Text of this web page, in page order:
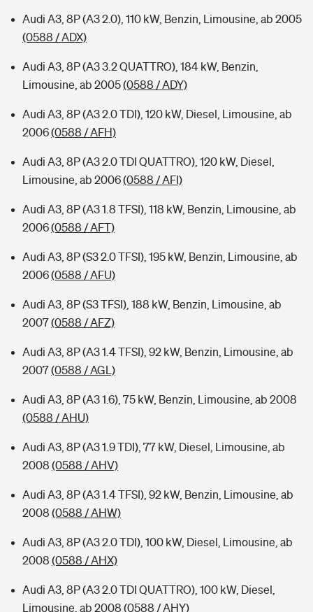
Audi A3, 8P (A3 2.0), 110 kW, Benzin, Limousine, ab 2005
(0588 / ADX)
Audi A3, 8P (A3 3.2 QUATTRO), 184 kW, Benzin,
Limousine, ab 2005(0588 / ADY)
Audi A3, 8P (A3 2.0 TDI), 120 kW, Diesel, Limousine, ab
2006(0588 / AFH)
Audi A3, 8P (A3 2.0 TDI QUATTRO), 120 kW, Diesel,
Limousine, ab 2006(0588 / AFI)
Audi A3, 8P (A3 1.8 TFSI), 118 kW, Benzin, Limousine, ab
2006(0588 / AFT)
Audi A3, 8P (S3 2.0 TFSI), 195 kW, Benzin, Limousine, ab
2006(0588 / AFU)
Audi A3, 8P (S3 TFSI), 188 kW, Benzin, Limousine, ab
2007(0588 / AFZ)
Audi A3, 8P (A3 1.4 TFSI), 92 kW, Benzin, Limousine, ab
2007(0588 / AGL)
Audi A3, 8P (A3 1.6), 75 kW, Benzin, Limousine, ab 2008
(0588 / AHU)
Audi A3, 8P (A3 1.9 TDI), 77 kW, Diesel, Limousine, ab
2008 (0588 / AHV)
Audi A3, 8P (A3 1.4 TFSI), 92 kW, Benzin, Limousine, ab
2008 (0588 / AHW)
Audi A3, 8P (A3 2.0 TDI), 100 kW, Diesel, Limousine, ab
2008 (0588 / AHX)
Audi A3, 8P (A3 2.0 TDI QUATTRO), 100 kW, Diesel,
Limousine, ab 2008 (0588 / AHY)